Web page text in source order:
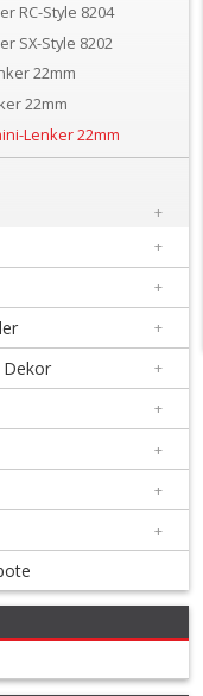
RC-Style 8204
SX-Style 8202
22mm
22mm
Lenker 22mm
+
+
+
+
Dekor +
+
+
+
+